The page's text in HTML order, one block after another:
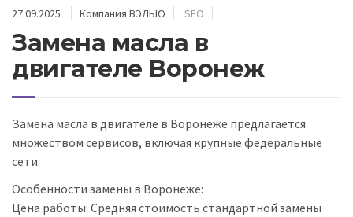
27.09.2025 Компания ВЭЛЬЮ SEO
Замена масла в
двигателе Воронеж
Замена масла в двигателе в Воронеже предлагается
множеством сервисов, включая крупные федеральные
сети.
Особенности замены в Воронеже:
Цена работы: Средняя стоимость стандартной замены